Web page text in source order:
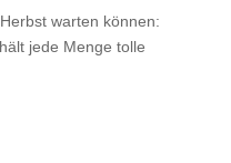
warten können:
hält jede Menge tolle